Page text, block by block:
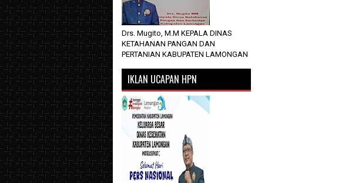
Drs. Mugito, M.M KEPALA DINAS
KETAHANAN PANGAN DAN
PERTANIAN KABUPATEN LAMONGAN
IKLAN UCAPAN HPN